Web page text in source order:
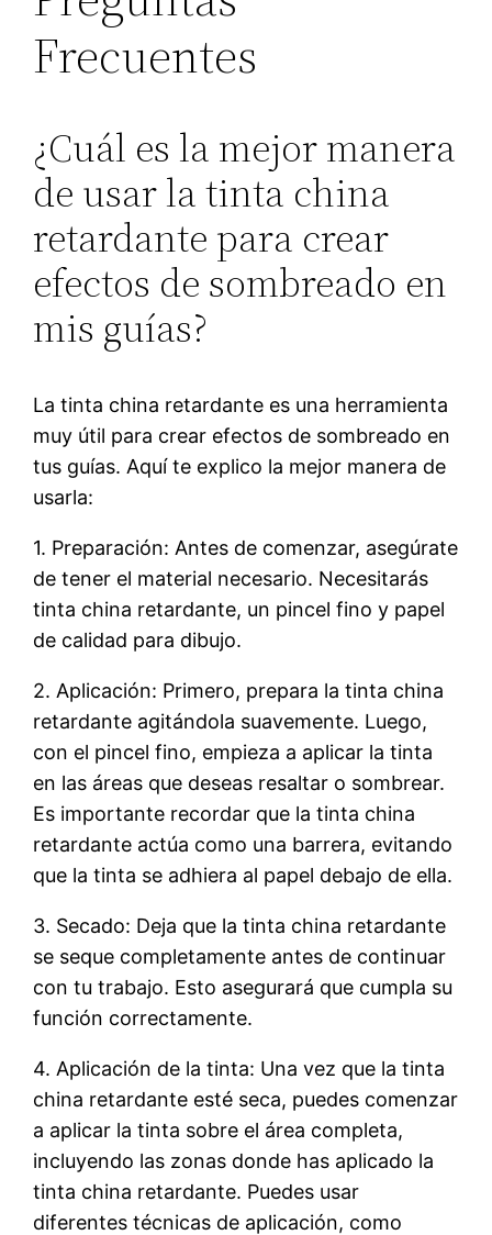
Frecuentes
¿Cuál es la mejor manera
de usar la tinta china
retardante para crear
efectos de sombreado en
mis guías?
La tinta china retardante es una herramienta
muy útil para crear efectos de sombreado en
tus guías. Aquí te explico la mejor manera de
usarla:
1. Preparación: Antes de comenzar, asegúrate
de tener el material necesario. Necesitarás
tinta china retardante, un pincel fino y papel
de calidad para dibujo.
2. Aplicación: Primero, prepara la tinta china
retardante agitándola suavemente. Luego,
con el pincel fino, empieza a aplicar la tinta
en las áreas que deseas resaltar o sombrear.
Es importante recordar que la tinta china
retardante actúa como una barrera, evitando
que la tinta se adhiera al papel debajo de ella.
3. Secado: Deja que la tinta china retardante
se seque completamente antes de continuar
con tu trabajo. Esto asegurará que cumpla su
función correctamente.
4. Aplicación de la tinta: Una vez que la tinta
china retardante esté seca, puedes comenzar
a aplicar la tinta sobre el área completa,
incluyendo las zonas donde has aplicado la
tinta china retardante. Puedes usar
diferentes técnicas de aplicación, como